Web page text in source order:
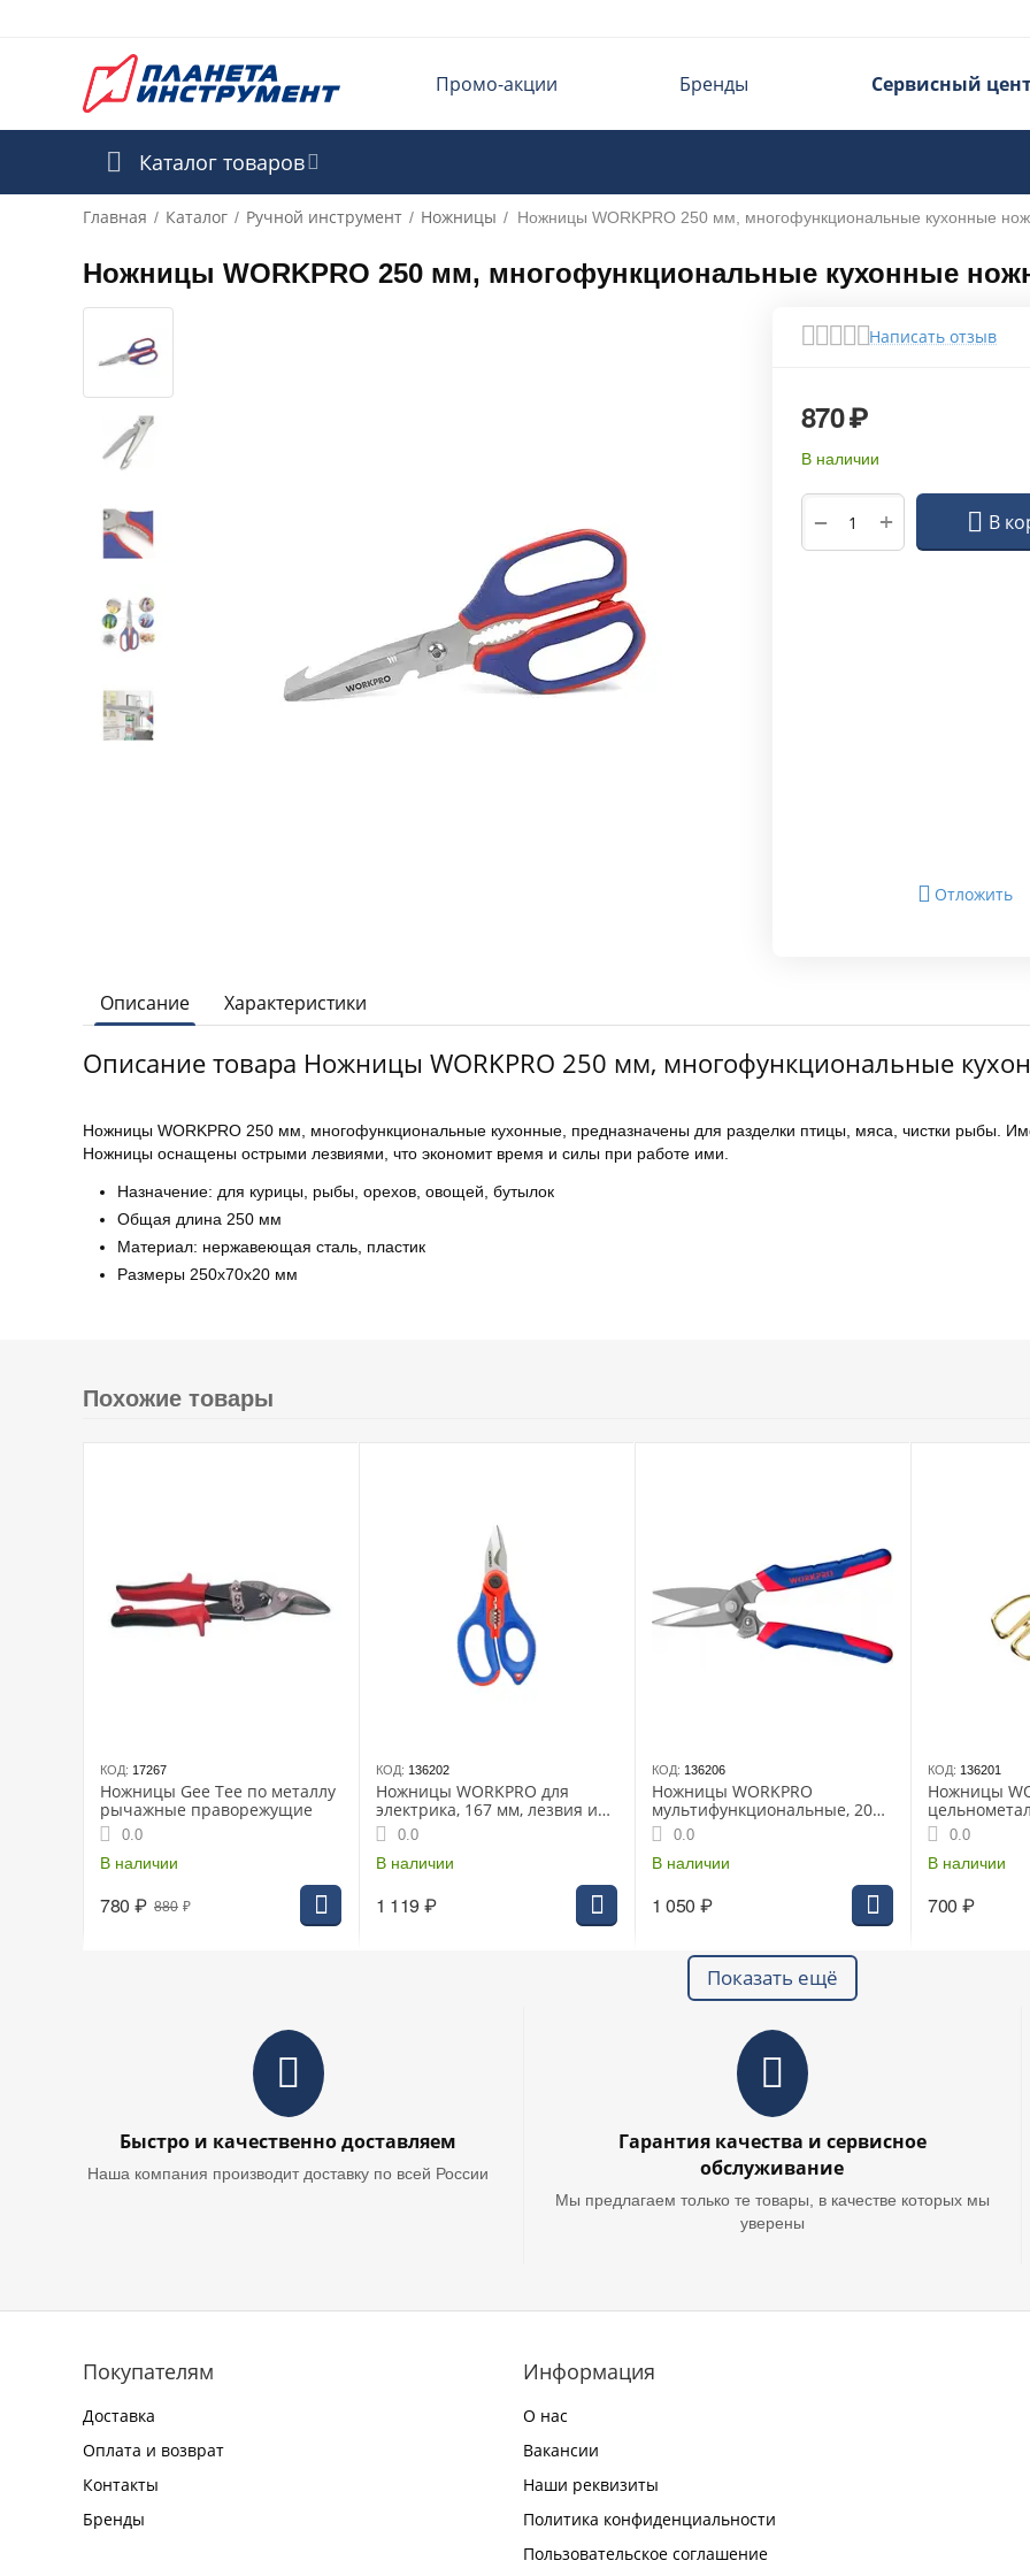
Промо-акции Бренды Сервисный
Каталог товаров
Главная / Каталог / Ручной инструмент / Ножницы / Ножницы WORKPRO 250 мм, многофункциональные кухонные
Ножницы WORKPRO 250 мм, многофункциональные кухонные
Написать отзыв
870₽
В наличии
+
− В
Отложить
Описание Характеристики
Описание товара Ножницы WORKPRO 250 мм, многофункциональные
Ножницы WORKPRO 250 мм, многофункциональные кухонные, предназначены для разделки птицы, мяса, чистки рыбы.
Ножницы оснащены острыми лезвиями, что экономит время и силы при работе ими.
Назначение: для курицы, рыбы, орехов, овощей, бутылок
Общая длина 250 мм
Материал: нержавеющая сталь, пластик
Размеры 250x70x20 мм
Похожие товары
КОД: 17267
Ножницы Gee Tee по металлу
рычажные праворежущие
0.0
В наличии
880 ₽
780 ₽
КОД: 136202
Ножницы WORKPRO для
электрика, 167 мм, лезвия из
нержавеющей стали
твердостью HRC52-60, 5
отверстий для зачистки 10-18
0.0
В наличии
1 119 ₽
КОД: 136206
Ножницы WORKPRO
мультифункциональные, 200
мм, кованные лезвия 60CRV,
(WP214009)
0.0
В наличии
1 050 ₽
КОД: 136201
Ножницы
мм,
(WP214022)
0.0
В наличии
700 ₽
Показать ещё
Быстро и качественно доставляем
Наша компания производит доставку по всей России
Гарантия качества и сервисное
обслуживание
Мы предлагаем только те товары, в качестве которых мы
уверены
Покупателям
Доставка
Оплата и возврат
Контакты
Бренды
Информация
О нас
Вакансии
Наши реквизиты
Политика конфиденциальности
Пользовательское соглашение